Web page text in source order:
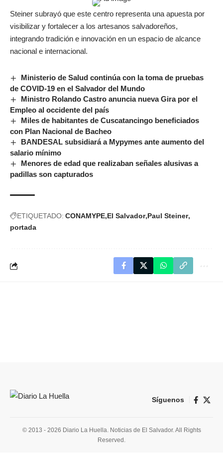
Steiner subrayó que este centro representa una apuesta por
visibilizar y fortalecer a los artesanos salvadoreños,
integrando tradición e innovación en un espacio de alcance
nacional e internacional.
Ministerio de Salud continúa con la toma de pruebas
de COVID-19 en el Salvador del Mundo
Ministro Rolando Castro anuncia nueva Gira por el
Empleo al occidente del país
Miles de habitantes de Cuscatancingo beneficiados
con Plan Nacional de Bacheo
BANDESAL subsidiará a Mypymes ante aumento del
salario mínimo
Menores de edad que realizaban señales alusivas a
padillas son capturados
ETIQUETADO: CONAMYPE El Salvador Paul Steiner
portada
Síguenos
© 2013 - 2026 Diario La Huella. Noticias de El Salvador. All Rights
Reserved.